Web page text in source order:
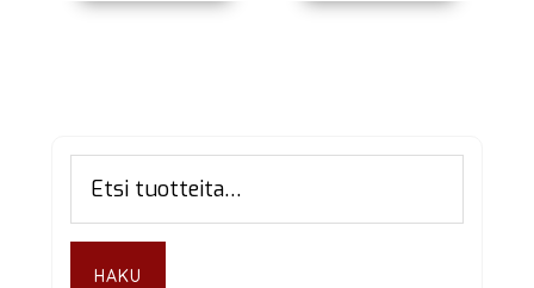
Ensisijainen
sivupalkki
HAKU